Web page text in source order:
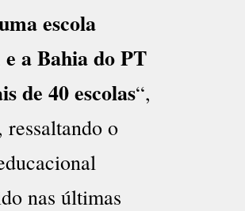
escola
a Bahia do PT
de 40 escolas“,
o
nas últimas